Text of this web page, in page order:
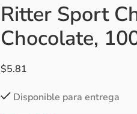
Ritter Sport
Chocolate,
$5.81
Disponible para entrega